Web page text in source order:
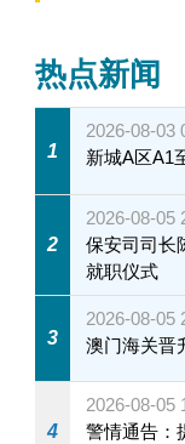
热点新闻
1
2026-08-03
新城A区A1
2
2026-08-05
保安司司长
就职仪式
3
2026-08-05
澳门海关晋
4
2026-08-05
警情通告：